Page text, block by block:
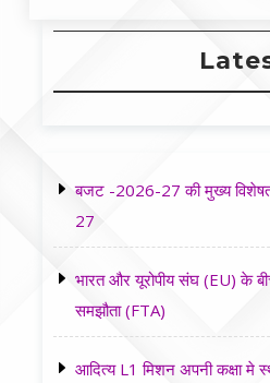
बजट -2026-27 की मुख्य
27
भारत और यूरोपीय संघ (EU) के
समझौता (FTA)
आदित्य L1 मिशन अपनी कक्षा मे